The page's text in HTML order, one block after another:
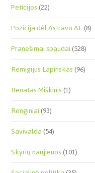
Peticijos(22)
Pozicija dėl Astravo AE(8)
Pranešimai spaudai(528)
Remigijus Lapinskas(96)
Renatas Miškinis(1)
Renginiai(93)
Savivalda(54)
Skyrių naujienos(101)